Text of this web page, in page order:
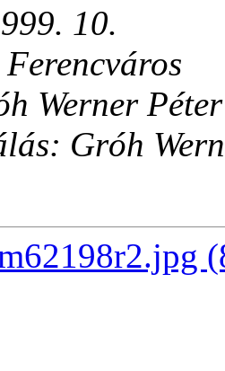
10.
Werner Péter
Gróh